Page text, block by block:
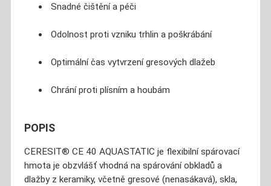
Snadné čištění a péči
Odolnost proti vzniku trhlin a poškrábání
Optimální čas vytvrzení gresových dlažeb
Chrání proti plísním a houbám
POPIS
CERESIT® CE 40 AQUASTATIC je flexibilní spárovací
hmota je obzvlášť vhodná na spárování obkladů a
dlažby z keramiky, včetně gresové (nenasákavá), skla,